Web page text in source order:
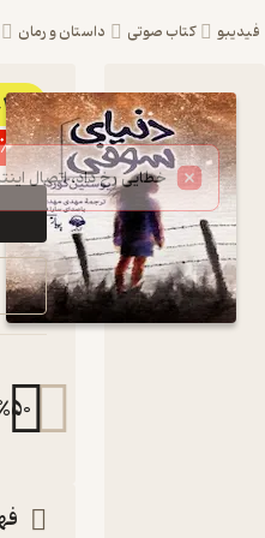
کتاب صوتی داستان و رمان
4.2
(296)
٪30
%